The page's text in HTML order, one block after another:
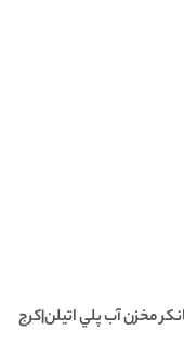
مخزن آب پلي اتيلن|کرج